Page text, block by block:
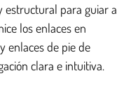
estructural para guiar a
los enlaces en
enlaces de pie de
clara e intuitiva.